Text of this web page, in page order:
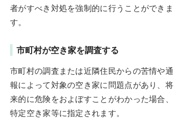
者がすべき対処を強制的に行うことができま
す。
市町村が空き家を調査する
市町村の調査または近隣住民からの苦情や通
報によって対象の空き家に問題点があり、将
来的に危険をおよぼすことがわかった場合、
特定空き家等に指定されます。